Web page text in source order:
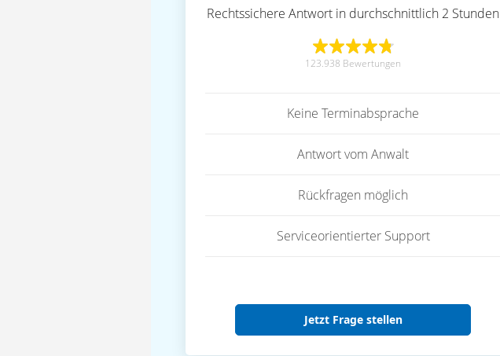
Rechtssichere Antwort in durchschnittlich 2 Stunden
123.938 Bewertungen
Keine Terminabsprache
Antwort vom Anwalt
Rückfragen möglich
Serviceorientierter Support
Jetzt Frage stellen